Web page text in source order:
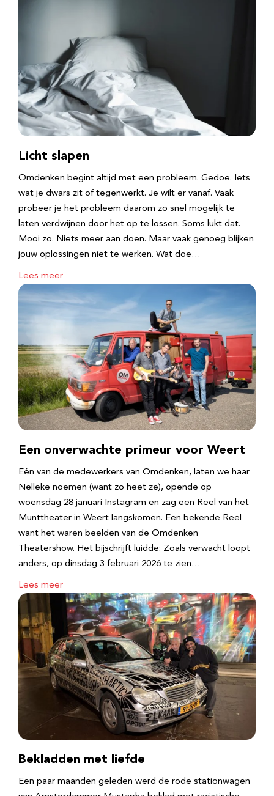
Licht slapen
Omdenken begint altijd met een probleem. Gedoe. Iets
wat je dwars zit of tegenwerkt. Je wilt er vanaf. Vaak
probeer je het probleem daarom zo snel mogelijk te
laten verdwijnen door het op te lossen. Soms lukt dat.
Mooi zo. Niets meer aan doen. Maar vaak genoeg blijken
jouw oplossingen niet te werken. Wat doe…
Lees meer
Een onverwachte primeur voor Weert
Eén van de medewerkers van Omdenken, laten we haar
Nelleke noemen (want zo heet ze), opende op
woensdag 28 januari Instagram en zag een Reel van het
Munttheater in Weert langskomen. Een bekende Reel
want het waren beelden van de Omdenken
Theatershow. Het bijschrijft luidde: Zoals verwacht loopt
anders, op dinsdag 3 februari 2026 te zien…
Lees meer
Bekladden met liefde
Een paar maanden geleden werd de rode stationwagen